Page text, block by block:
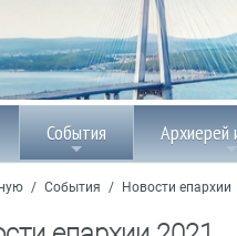
События Архиерей
/ События / Новости епархии